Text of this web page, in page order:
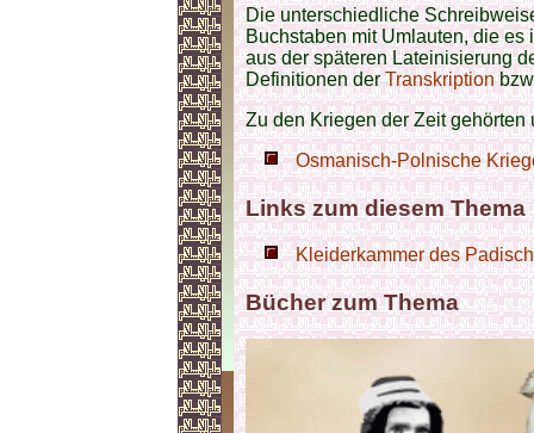
Die unterschiedliche
Buchstaben mit Umlauten, die es
aus der späteren Lateinisierung
Definitionen derTranskription
Zu den Kriegen der Zeit gehörten
Osmanisch-Polnische
Links zum diesem Thema
Kleiderkammer des
Bücher zum Thema